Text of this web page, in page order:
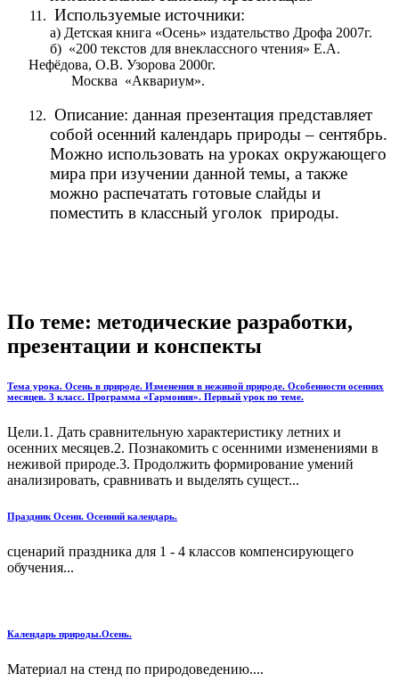
Используемые источники:
а) Детская книга «Осень» издательство Дрофа 2007г.
б) «200 текстов для внеклассного чтения» Е.А.
Нефёдова, О.В. Узорова 2000г.
Москва «Аквариум».
Описание: данная презентация представляет
собой осенний календарь природы – сентябрь.
Можно использовать на уроках окружающего
мира при изучении данной темы, а также
можно распечатать готовые слайды и
поместить в классный уголок природы.
По теме: методические разработки,
презентации и конспекты
Тема урока. Осень в природе. Изменения в неживой природе. Особенности осенних
месяцев. 3 класс. Программа «Гармония». Первый урок по теме.
Цели.1. Дать сравнительную характеристику летних и
осенних месяцев.2. Познакомить с осенними изменениями в
неживой природе.3. Продолжить формирование умений
анализировать, сравнивать и выделять сущест...
Праздник Осени. Осенний календарь.
сценарий праздника для 1 - 4 классов компенсирующего
обучения...
Календарь природы.Осень.
Материал на стенд по природоведению....